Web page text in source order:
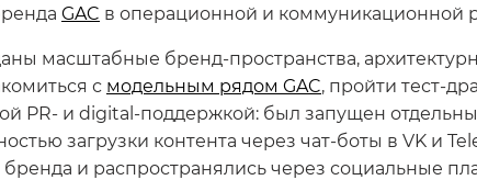
GAC в операционной и коммуникационной
масштабные бренд-пространства,
с модельным рядом GAC, пройти тест-
PR- и digital-поддержкой: был запущен
загрузки контента через чат-боты в VK и
и распространялись через социальные